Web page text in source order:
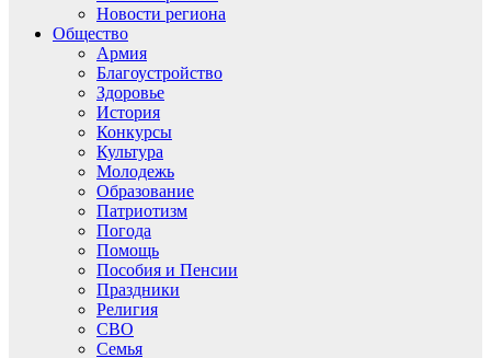
Новости региона
Общество
Армия
Благоустройство
Здоровье
История
Конкурсы
Культура
Молодежь
Образование
Патриотизм
Погода
Помощь
Пособия и Пенсии
Праздники
Религия
СВО
Семья